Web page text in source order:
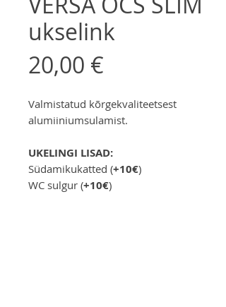
ukselink
20,00 €
Valmistatud kõrgekvaliteetsest
alumiiniumsulamist.
UKELINGI LISAD:
Südamikukatted (+10€)
WC sulgur (+10€)